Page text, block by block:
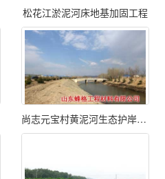
松花江淤泥河床地基加固工程
尚志元宝村黄泥河生态护岸工程